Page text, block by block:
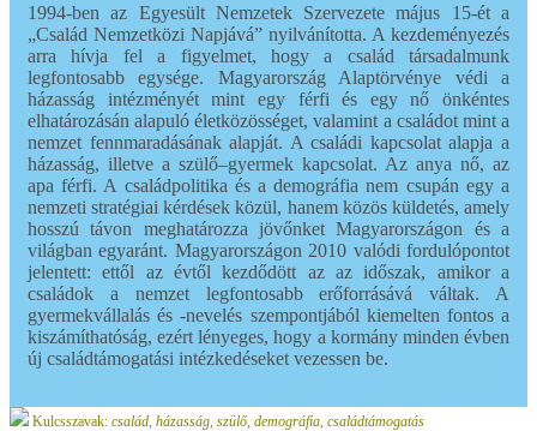
1994-ben az Egyesült Nemzetek Szervezete május 15-ét a
„Család Nemzetközi Napjává” nyilvánította. A kezdeményezés
arra hívja fel a figyelmet, hogy a család társadalmunk
legfontosabb egysége. Magyarország Alaptörvénye védi a
házasság intézményét mint egy férfi és egy nő önkéntes
elhatározásán alapuló életközösséget, valamint a családot mint a
nemzet fennmaradásának alapját. A családi kapcsolat alapja a
házasság, illetve a szülő–gyermek kapcsolat. Az anya nő, az
apa férfi. A családpolitika és a demográfia nem csupán egy a
nemzeti stratégiai kérdések közül, hanem közös küldetés, amely
hosszú távon meghatározza jövőnket Magyarországon és a
világban egyaránt. Magyarországon 2010 valódi fordulópontot
jelentett: ettől az évtől kezdődött az az időszak, amikor a
családok a nemzet legfontosabb erőforrásává váltak. A
gyermekvállalás és -nevelés szempontjából kiemelten fontos a
kiszámíthatóság, ezért lényeges, hogy a kormány minden évben
új családtámogatási intézkedéseket vezessen be.
Kulcsszavak: család, házasság, szülő, demográfia, családtámogatás